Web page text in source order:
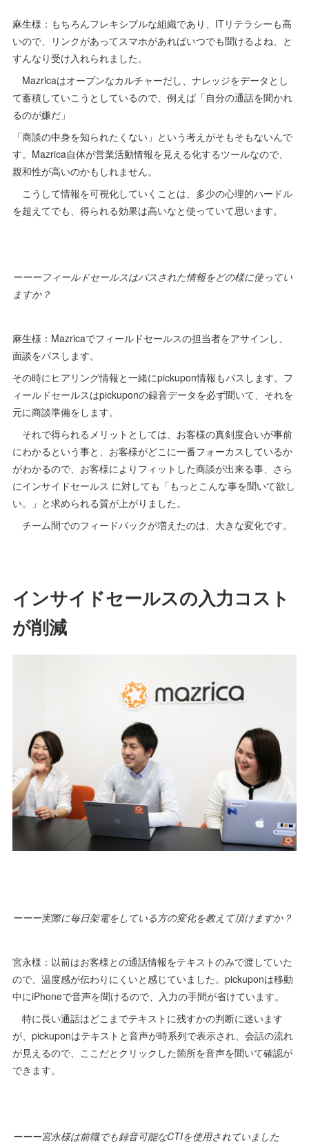
麻生様：もちろんフレキシブルな組織であり、ITリテラシーも高
いので、リンクがあってスマホがあればいつでも聞けるよね、と
すんなり受け入れられました。
Mazricaはオープンなカルチャーだし、ナレッジをデータとし
て蓄積していこうとしているので、例えば「自分の通話を聞かれ
るのが嫌だ」
「商談の中身を知られたくない」という考えがそもそもないんで
す。Mazrica自体が営業活動情報を見える化するツールなので、
親和性が高いのかもしれません。
こうして情報を可視化していくことは、多少の心理的ハードル
を超えてでも、得られる効果は高いなと使っていて思います。
ーーーフィールドセールスはパスされた情報をどの様に使ってい
ますか？
麻生様：Mazricaでフィールドセールスの担当者をアサインし、
面談をパスします。
その時にヒアリング情報と一緒にpickupon情報もパスします。フ
ィールドセールスはpickuponの録音データを必ず聞いて、それを
元に商談準備をします。
それで得られるメリットとしては、お客様の真剣度合いが事前
にわかるという事と、お客様がどこに一番フォーカスしているか
がわかるので、お客様によりフィットした商談が出来る事、さら
にインサイドセールス に対しても「もっとこんな事を聞いて欲し
い。」と求められる質が上がりました。
チーム間でのフィードバックが増えたのは、大きな変化です。
インサイドセールスの入力コスト
が削減
ーーー実際に毎日架電をしている方の変化を教えて頂けますか？
宮永様：以前はお客様との通話情報をテキストのみで渡していた
ので、温度感が伝わりにくいと感じていました。pickuponは移動
中にiPhoneで音声を聞けるので、入力の手間が省けています。
特に長い通話はどこまでテキストに残すかの判断に迷います
が、pickuponはテキストと音声が時系列で表示され、会話の流れ
が見えるので、ここだとクリックした箇所を音声を聞いて確認が
できます。
ーーー宮永様は前職でも録音可能なCTIを使用されていました